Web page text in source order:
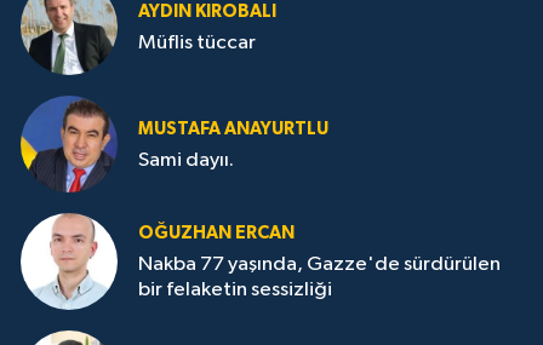
AYDIN KIROBALI
Müflis tüccar
MUSTAFA ANAYURTLU
Sami dayıı.
OĞUZHAN ERCAN
Nakba 77 yaşında, Gazze'de sürdürülen
bir felaketin sessizliği